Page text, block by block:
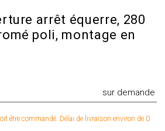
arrêt équerre, 280
poli, montage en
sur demande
être commandé. Délai de livraison environ de 0